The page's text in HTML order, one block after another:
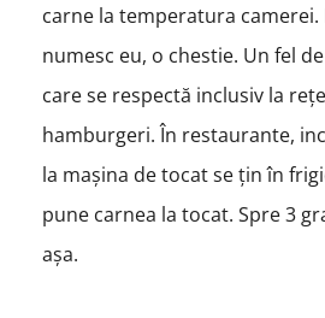
carne la temperatura camerei.
numesc eu, o chestie. Un fel
care se respectă inclusiv la
hamburgeri. În restaurante,
la mașina de tocat se țin în
pune carnea la tocat. Spre 3
așa.